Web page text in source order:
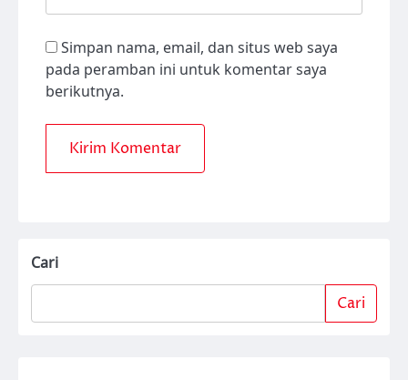
Simpan nama, email, dan situs web saya
pada peramban ini untuk komentar saya
berikutnya.
Cari
Cari